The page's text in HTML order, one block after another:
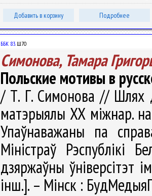
Добавить в корзину Подробнее
ББК 83.Ш70
Симонова, Тамара
Польские мотивы в
/ Т. Г. Симонова // Шлях
матэрыялы ХХ міжнар.
Упаўнаважаны па
Міністраў Рэспублікі
дзяржаўны ўніверсітэт
інш.]. – Мінск :